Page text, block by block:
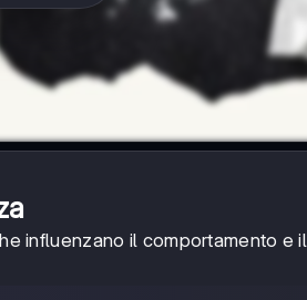
influenzano il comportamento e il